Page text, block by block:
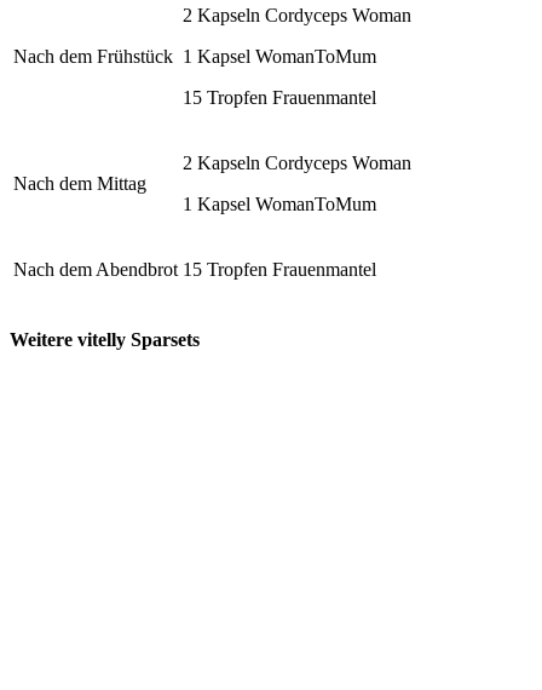
Nach dem Frühstück
2 Kapseln Cordyceps Woman
1 Kapsel WomanToMum
15 Tropfen Frauenmantel
Nach dem Mittag
2 Kapseln Cordyceps Woman
1 Kapsel WomanToMum
Nach dem Abendbrot 15 Tropfen Frauenmantel
Weitere vitelly Sparsets